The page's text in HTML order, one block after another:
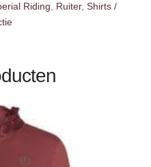
Riding Ruiter, Shirts /